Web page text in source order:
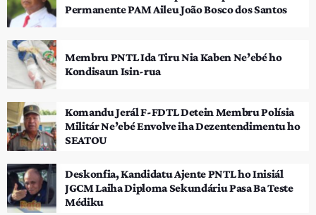
Permanente PAM Aileu João Bosco dos Santos
Membru PNTL Ida Tiru Nia Kaben Ne’ebé ho
Kondisaun Isin-rua
Komandu Jerál F-FDTL Detein Membru Polísia
Militár Ne’ebé Envolve iha Dezentendimentu ho
SEATOU
Deskonfia, Kandidatu Ajente PNTL ho Inisiál
JGCM Laiha Diploma Sekundáriu Pasa Ba Teste
Médiku